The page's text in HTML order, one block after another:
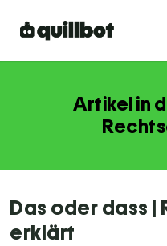
Artikel in
Das oder dass |
erklärt